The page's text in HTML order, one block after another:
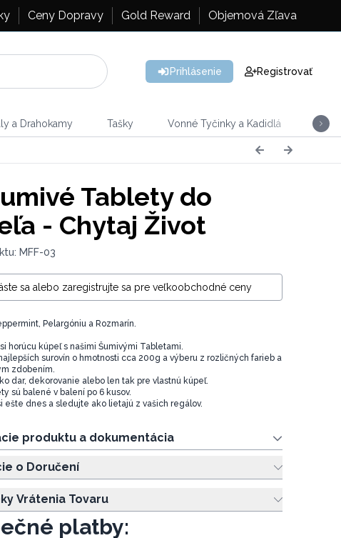
Ceny Dopravy Gold Reward Objemová Zľava
Prihlásenie Registrovať
a Drahokamy Tašky Vonné Tyčinky a Kadidlá
Tablety do
- Chytaj Život
MFF-03
sa alebo zaregistrujte sa pre veľkoobchodné ceny
Pelargóniu a Rozmarín.
horúcu kúpeľ s našimi Šumivými Tabletami.
surovín o hmotnosti cca 200g a výberu z rozličných farieb a
zdobením.
dar, dekorovanie alebo len tak pre vlastnú kúpeľ.
sú balené v balení po 6 kusov.
ešte dnes a sledujte ako lietajú z vašich regálov.
produktu a dokumentácia
o Doručení
Vrátenia Tovaru
platby: